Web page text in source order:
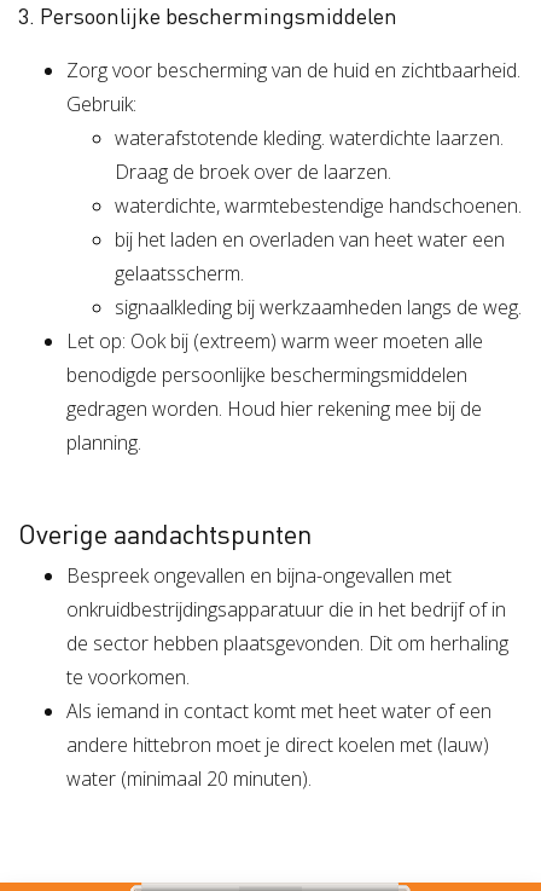
3. Persoonlijke beschermingsmiddelen
Zorg voor bescherming van de huid en zichtbaarheid.
Gebruik:
waterafstotende kleding. waterdichte laarzen.
Draag de broek over de laarzen.
waterdichte, warmtebestendige handschoenen.
bij het laden en overladen van heet water een
gelaatsscherm.
signaalkleding bij werkzaamheden langs de weg.
Let op: Ook bij (extreem) warm weer moeten alle
benodigde persoonlijke beschermingsmiddelen
gedragen worden. Houd hier rekening mee bij de
planning.
Overige aandachtspunten
Bespreek ongevallen en bijna-ongevallen met
onkruidbestrijdingsapparatuur die in het bedrijf of in
de sector hebben plaatsgevonden. Dit om herhaling
te voorkomen.
Als iemand in contact komt met heet water of een
andere hittebron moet je direct koelen met (lauw)
water (minimaal 20 minuten).